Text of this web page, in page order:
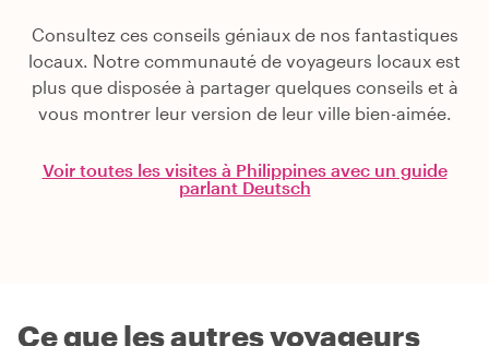
Consultez ces conseils géniaux de nos fantastiques
locaux. Notre communauté de voyageurs locaux est
plus que disposée à partager quelques conseils et à
vous montrer leur version de leur ville bien-aimée.
Voir toutes les visites à Philippines avec un guide
parlant Deutsch
Ce que les autres voyageurs